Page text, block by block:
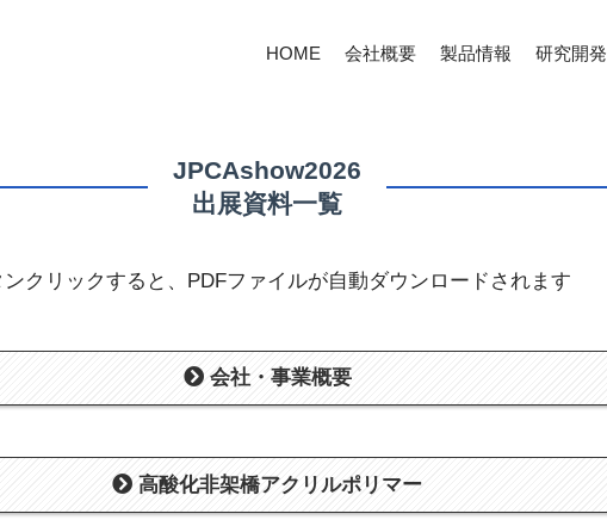
HOME 会社概要 製品情報 研究開発
JPCAshow2026
出展資料一覧
クリックすると 、 PDFファイルが自動ダウンロードされます
会社・事業概要
高酸化非架橋アクリルポリマー